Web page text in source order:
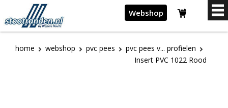
Webshop
home webshop pvc pees
pvc pees v... profielen
Insert PVC 1022 Rood